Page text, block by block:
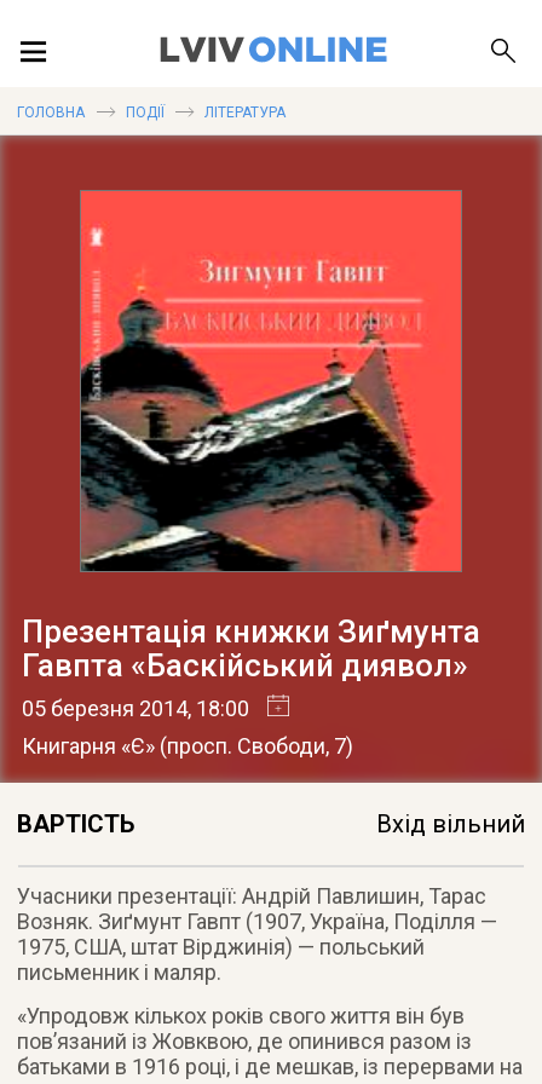
ПУБЛІКАЦІЇ
ДОВІДКА
ГОЛОВНА ПОДІЇ ЛІТЕРАТУРА
Презентація книжки Зиґмунта
Гавпта «Баскійський диявол»
05 березня 2014, 18:00
Книгарня «Є» (просп. Свободи, 7)
ВАРТІСТЬ Вхід вільний
Учасники презентації: Андрій Павлишин, Тарас
Возняк. Зиґмунт Гавпт (1907, Україна, Поділля —
1975, США, штат Вірджинія) — польський
письменник і маляр.
«Упродовж кількох років свого життя він був
пов’язаний із Жовквою, де опинився разом із
батьками в 1916 році, і де мешкав, із перервами на